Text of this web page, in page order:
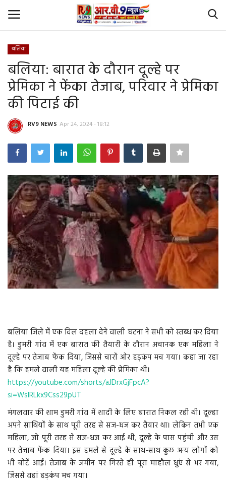
Register
Home
Id Card Verification
About Us
Contact
YouTube
राष्‍ट्रीय
वीडियो
गैलरी
मौसम समाचार
दिल्ली
उत्तर प्रदेश
व्यापार/रोजगार
महाराष्ट्र
More
बलिया
बलिया: बारात के दौरान दूल्हे पर
प्रेमिका ने फेंका तेजाब, परिवार ने प्रेमिका
की पिटाई की
RV9 NEWS Apr 24, 2024 - 18:12
बलिया जिले में एक दिल दहला देने वाली घटना ने सभी को स्तब्ध कर दिया
है। डुमरी गांव में एक बारात की तैयारी के दौरान अचानक एक महिला ने
दूल्हे पर तेजाब फेंक दिया, जिससे चारों ओर हड़कंप मच गया। कहा जा रहा
है कि हमले वाली यह महिला दूल्हे की प्रेमिका थी।
https://youtube.com/shorts/aJDrxGjFpcA?
si=WsIRLkx9Css29pUT
मंगलवार की शाम डुमरी गांव में शादी के लिए बारात निकल रही थी। दूल्हा
अपने साथियों के साथ पूरी तरह से सज-धज कर तैयार था। लेकिन तभी एक
महिला, जो पूरी तरह से सज-धज कर आई थी, दूल्हे के पास पहुंची और उस
पर तेजाब फेंक दिया। इस हमले से दूल्हे के साथ-साथ कुछ अन्य लोगों को
भी चोटें आईं। तेजाब के जमीन पर गिरते ही पूरा माहौल धुएं से भर गया,
जिससे वहां हड़कंप मच गया।